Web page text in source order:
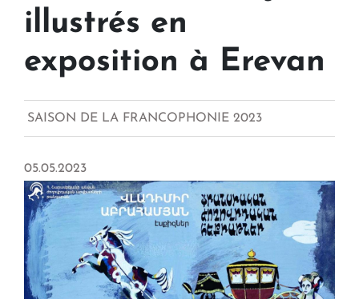
illustrés en
exposition à Erevan
SAISON DE LA FRANCOPHONIE 2023
05.05.2023